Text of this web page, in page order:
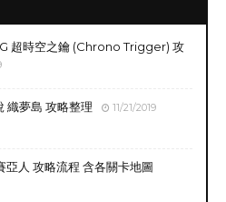
超時空之鑰 (Chrono Trigger) 攻
織夢島 攻略整理 11/21/2019
亞人 攻略流程 含各關卡地圖